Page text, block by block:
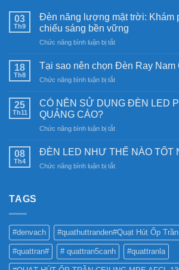
03
Th9
Đèn năng lượng mặt trời: Khám
chiếu sáng bền vững
Chức năng bình luận bị tắtở
năng
mặt
Khám
nghệ
sáng
18
Th8
Tại sao nên chọn Đèn Ray Nam
Chức năng bình luận bị tắtở
sao
Đèn
Nam
6SS-
25
Th11
CÓ NÊN SỬ DỤNG ĐÈN LED
QUẢNG CÁO?
Chức năng bình luận bị tắtở
NÊN
DỤNG
QUẢNG
CÁO?
08
Th4
ĐÈN LED NHƯ THẾ NÀO TỐT
Chức năng bình luận bị tắtở
TỐT
NHẤT
?
TAGS
#denvach #quathuttranden#Quạt Hút Ốp Trần
#quattran# # quattran5canh #quattranla